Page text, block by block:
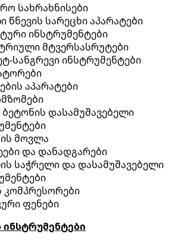
სახრახნისები
წნევის სარეცხი აპარატები
ინსტრუმენტები
მტვერსასრუტები
სანგრევი ინსტრუმენტები
აპარატები
ბეტონის დასამუშავებელი
მოვლა
და დანადგარები
საჭრელი და დასამუშავებელი
კომპრესორები
ფენები